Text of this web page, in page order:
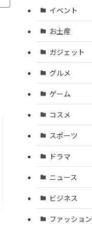
イベント
お土産
ガジェット
グルメ
ゲーム
コスメ
スポーツ
ドラマ
ニュース
ビジネス
ファッション